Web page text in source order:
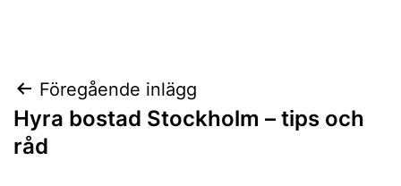
Inläggsnavigering
Föregående inlägg
Hyra bostad Stockholm – tips och
råd